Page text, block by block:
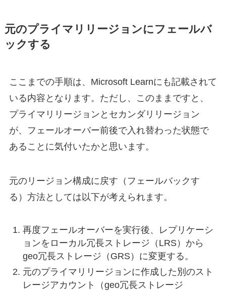
元のプライマリリージョンにフェールバ
ックする
ここまでの手順は、Microsoft Learnにも記載されて
いる内容となります。ただし、このままですと、
プライマリリージョンとセカンダリリージョン
が、フェールオーバー前後で入れ替わった状態で
あることに気付いたかと思います。
元のリージョン構成に戻す（フェールバックす
る）方法としては以下が考えられます。
再度フェールオーバーを実行後、レプリケーシ
ョンをローカル冗長ストレージ（LRS）から
geo冗長ストレージ（GRS）に変更する。
元のプライマリリージョンに作成した別のスト
レージアカウント（geo冗長ストレージ